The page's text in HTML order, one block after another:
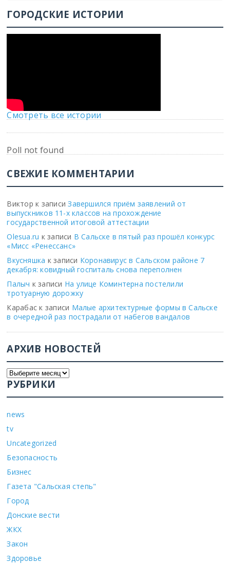
ГОРОДСКИЕ ИСТОРИИ
Смотреть все истории
Poll not found
СВЕЖИЕ КОММЕНТАРИИ
Виктор к записиЗавершился приём заявлений от
выпускников 11-х классов на прохождение
государственной итоговой аттестации
Olesua.ru к записи В Сальске в пятый раз прошёл конкурс
«Мисс «Ренессанс»
Вкусняшка к записи Коронавирус в Сальском районе 7
декабря: ковидный госпиталь снова переполнен
Палыч к записи На улице Коминтерна постелили
тротуарную дорожку
Карабас к записи Малые архитектурные формы в Сальске
в очередной раз пострадали от набегов вандалов
АРХИВ НОВОСТЕЙ
РУБРИКИ
news
tv
Uncategorized
Безопасность
Бизнес
Газета "Сальская степь"
Город
Донские вести
ЖКХ
Закон
Здоровье